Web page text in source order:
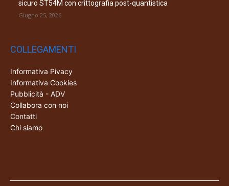
sicuro ST54M con crittografia post-quantistica
Giugno 25, 2026
COLLEGAMENTI
Informativa Pivacy
Informativa Cookies
Pubblicità - ADV
Collabora con noi
Contatti
Chi siamo